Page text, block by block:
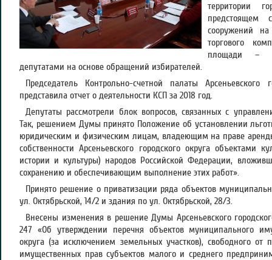
территории
предстоящем
сооружений
торгового
площади –
депутатами на основе обращений избирателей.
Председатель Контрольно-счетной палаты Арсеньевского
представила отчет о деятельности КСП за 2018 год.
Депутаты рассмотрели блок вопросов, связанных с
Так, решением Думы принято Положение об установлении
юридическим и физическим лицам, владеющим на праве
собственности Арсеньевского городского округа объектами
истории и культуры) народов Российской Федерации,
сохранению и обеспечивающим выполнение этих работ».
Принято решение о приватизации ряда объектов
ул. Октябрьской, 14/2 и здания по ул. Октябрьской, 28/3.
Внесены изменения в решение Думы Арсеньевского
247 «Об утверждении перечня объектов муниципального
округа (за исключением земельных участков), свободного от
имущественных прав субъектов малого и среднего